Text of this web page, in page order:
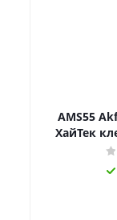
AMS55
ХайТек